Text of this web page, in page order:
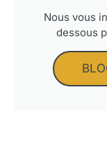
Nous vous
dessous